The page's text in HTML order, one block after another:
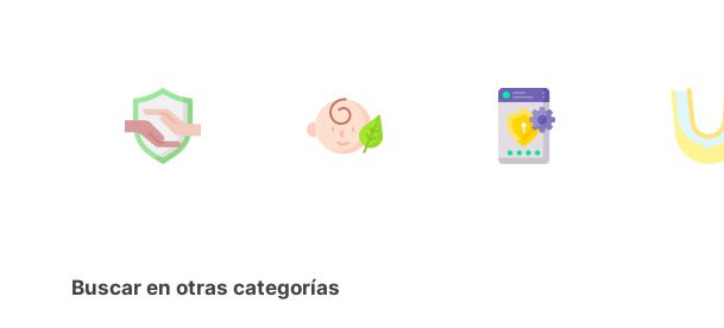
Buscar en otras categorías